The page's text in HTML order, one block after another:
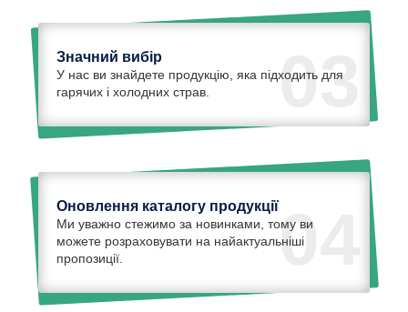
03
Значний вибір
У нас ви знайдете продукцію, яка підходить для
гарячих і холодних страв.
04
Оновлення каталогу продукції
Ми уважно стежимо за новинками, тому ви
можете розраховувати на найактуальніші
пропозиції.